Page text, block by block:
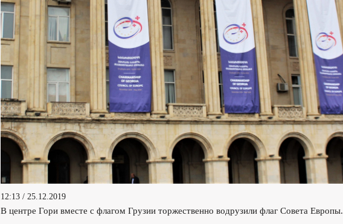
12:13 / 25.12.2019
В центре Гори вместе с флагом Грузии торжественно водрузили флаг Совета Европы.